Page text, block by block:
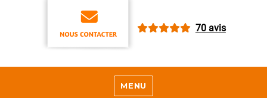
70 avis
MENU